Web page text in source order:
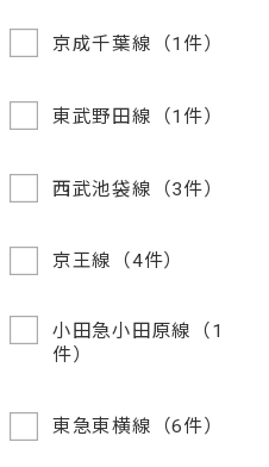
京成千葉線（1件）
東武野田線（1件）
西武池袋線（3件）
京王線（4件）
小田急小田原線（1
件）
東急東横線（6件）